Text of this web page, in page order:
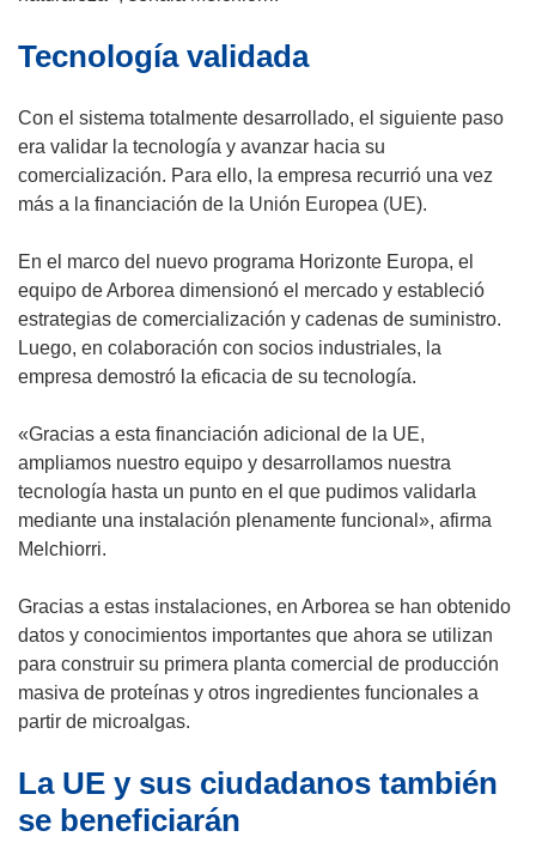
Tecnología validada
Con el sistema totalmente desarrollado, el siguiente paso
era validar la tecnología y avanzar hacia su
comercialización. Para ello, la empresa recurrió una vez
más a la financiación de la Unión Europea (UE).
En el marco del nuevo programa Horizonte Europa, el
equipo de Arborea dimensionó el mercado y estableció
estrategias de comercialización y cadenas de suministro.
Luego, en colaboración con socios industriales, la
empresa demostró la eficacia de su tecnología.
«Gracias a esta financiación adicional de la UE,
ampliamos nuestro equipo y desarrollamos nuestra
tecnología hasta un punto en el que pudimos validarla
mediante una instalación plenamente funcional», afirma
Melchiorri.
Gracias a estas instalaciones, en Arborea se han obtenido
datos y conocimientos importantes que ahora se utilizan
para construir su primera planta comercial de producción
masiva de proteínas y otros ingredientes funcionales a
partir de microalgas.
La UE y sus ciudadanos también
se beneficiarán